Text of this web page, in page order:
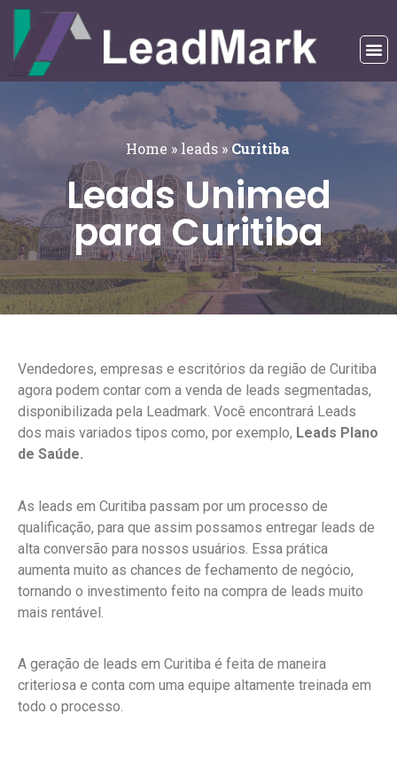
Home » leads»Curitiba
Leads Unimed
para Curitiba
Vendedores, empresas e escritórios da região de Curitiba
agora podem contar com a venda de leads segmentadas,
disponibilizada pela Leadmark. Você encontrará Leads
dos mais variados tipos como, por exemplo, Leads Plano
de Saúde.
As leads em Curitiba passam por um processo de
qualificação, para que assim possamos entregar leads de
alta conversão para nossos usuários. Essa prática
aumenta muito as chances de fechamento de negócio,
tornando o investimento feito na compra de leads muito
mais rentável.
A geração de leads em Curitiba é feita de maneira
criteriosa e conta com uma equipe altamente treinada em
todo o processo.